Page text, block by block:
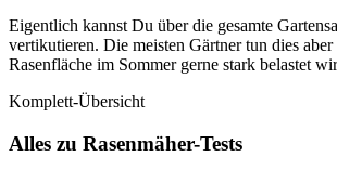
Eigentlich kannst Du über die gesamte
vertikutieren. Die meisten Gärtner tun dies
Rasenfläche im Sommer gerne stark belastet
Komplett-Übersicht
Alles zu Rasenmäher-Tests